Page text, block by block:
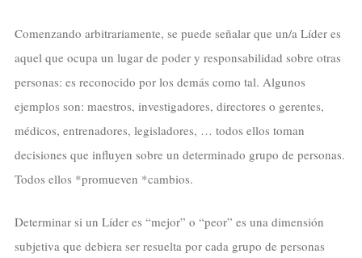
Comenzando arbitrariamente, se puede señalar que un/a Líder es
aquel que ocupa un lugar de poder y responsabilidad sobre otras
personas: es reconocido por los demás como tal. Algunos
ejemplos son: maestros, investigadores, directores o gerentes,
médicos, entrenadores, legisladores, … todos ellos toman
decisiones que influyen sobre un determinado grupo de personas.
Todos ellos *promueven *cambios.
Determinar si un Líder es “mejor” o “peor” es una dimensión
subjetiva que debiera ser resuelta por cada grupo de personas